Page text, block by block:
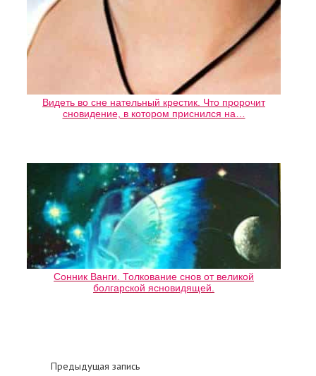
Видеть во сне нательный крестик. Что пророчит
сновидение, в котором приснился на…
Сонник Ванги. Толкование снов от великой
болгарской ясновидящей.
Предыдущая запись